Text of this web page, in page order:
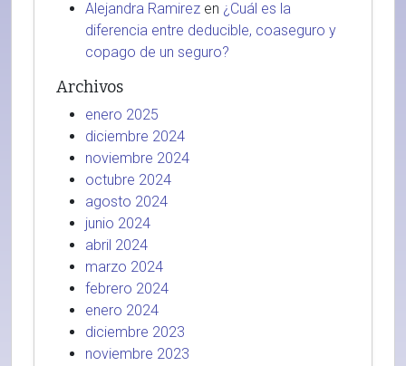
Alejandra Ramirez en ¿Cuál es la
diferencia entre deducible, coaseguro y
copago de un seguro?
Archivos
enero 2025
diciembre 2024
noviembre 2024
octubre 2024
agosto 2024
junio 2024
abril 2024
marzo 2024
febrero 2024
enero 2024
diciembre 2023
noviembre 2023